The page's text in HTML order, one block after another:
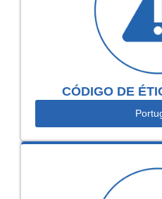
CÓDIGO DE